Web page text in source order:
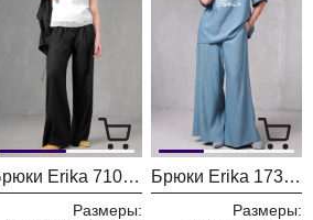
Брюки Erika 7101-2 черный
Размеры:
Брюки Erika 1735-1 голубой
Размеры: